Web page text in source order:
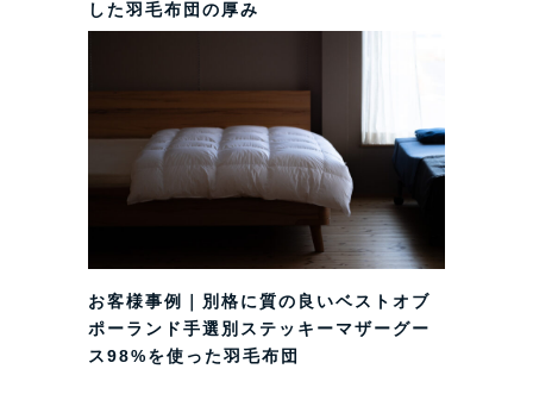
した羽毛布団の厚み
お客様事例｜別格に質の良いベストオブ
ポーランド手選別ステッキーマザーグー
ス98%を使った羽毛布団